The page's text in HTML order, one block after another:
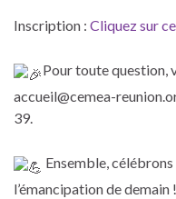
Inscription : Cliquez sur
Pour toute question,
accueil@cemea-
39.
Ensemble, célébrons
l’émancipation de demain !